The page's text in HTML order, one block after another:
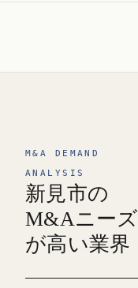
M&A DEMAND
ANALYSIS
新見市の
M&Aニーズ
が高い業界